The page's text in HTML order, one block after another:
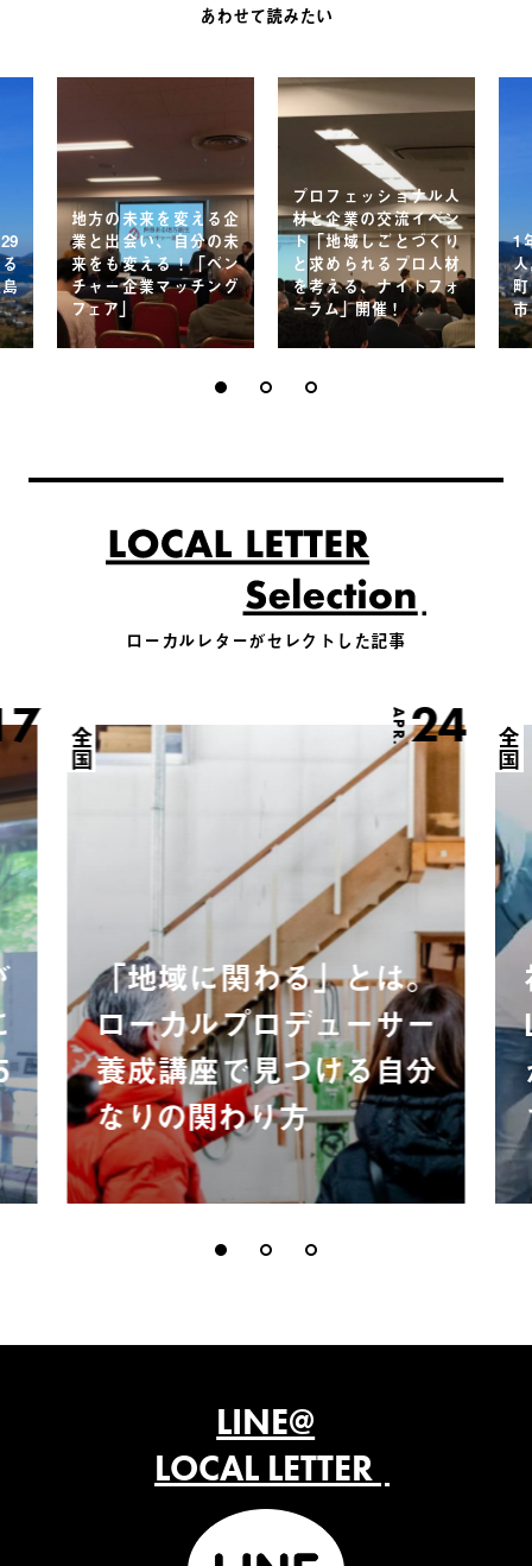
あわせて読みたい
地方の未来を変える企
業と出会い、自分の未
来をも変える！「ベン
チャー企業マッチング
フェア」
プロフェッショナル人
材と企業の交流イベン
ト「地域しごとづくり
と求められるプロ人材
を考える、ナイトフォ
ーラム」開催！
1
市
ローカルレターがセレクトした記事
APR.24
全国
「地域に関わる」とは。
ローカルプロデューサー
養成講座で見つける自分
なりの関わり方
全国
LINE@
LOCAL LETTER